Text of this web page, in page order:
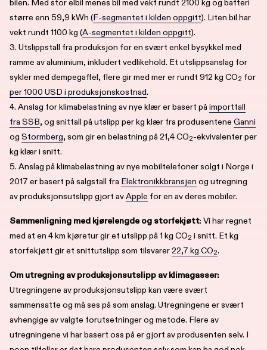
bilen. Med stor elbil menes bil med vekt rundt 2100 kg og batteri
større enn 59,9 kWh (F-segmentet i kilden oppgitt). Liten bil har
vekt rundt 1100 kg (A-segmentet i kilden oppgitt).
3. Utslippstall fra produksjon for en svært enkel bysykkel med
ramme av aluminium, inkludert vedlikehold. Et utslippsanslag for
sykler med dempegaffel, flere gir med mer er rundt 912 kg CO2 for
per 1000 USD i produksjonskostnad.
4. Anslag for klimabelastning av nye klær er basert på importtall
fra SSB, og snittall på utslipp per kg klær fra produsentene Ganni
og Stormberg, som gir en belastning på 21,4 CO2-ekvivalenter per
kg klær i snitt.
5. Anslag på klimabelastning av nye mobiltelefoner solgt i Norge i
2017 er basert på salgstall fra Elektronikkbransjen og utregning
av produksjonsutslipp gjort avApple for en av deres mobiler.
Sammenligning med kjørelengde og storfekjøtt: Vi har regnet
med at en 4 km kjøretur gir et utslipp på 1 kg CO2 i snitt. Et kg
storfekjøtt gir et snittutslipp som tilsvarer22,7 kg CO2.
Om utregning av produksjonsutslipp av klimagasser:
Utregningene av produksjonsutslipp kan være svært
sammensatte og må ses på som anslag. Utregningene er svært
avhengige av valgte forutsetninger og metode. Flere av
utregningene vi har basert oss på er gjort av produsenten selv. I